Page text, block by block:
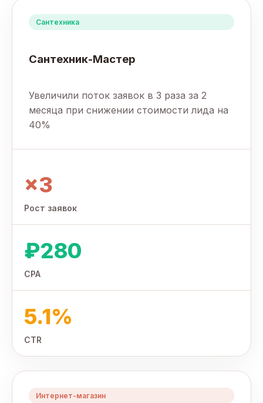
Сантехника
Сантехник-Мастер
Увеличили поток заявок в 3 раза за 2
месяца при снижении стоимости лида на
40%
×3
Рост заявок
₽280
CPA
5.1%
CTR
Интернет-магазин